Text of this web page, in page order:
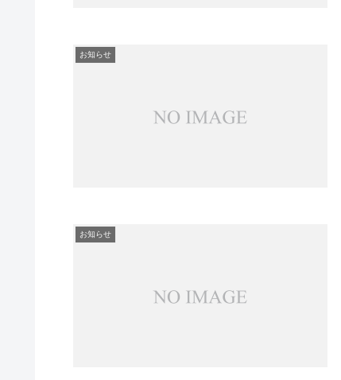
お知らせ
お知らせ